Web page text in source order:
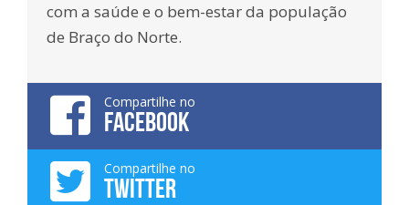
com a saúde e o bem-estar da população
de Braço do Norte.
Compartilhe no
FACEBOOK
Compartilhe no
TWITTER